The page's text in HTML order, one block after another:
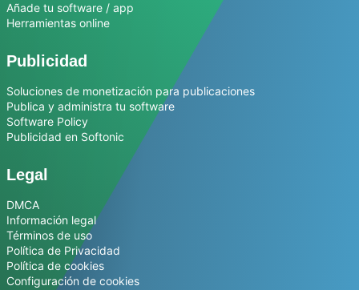
Añade tu software / app
Herramientas online
Publicidad
Soluciones de monetización para publicaciones
Publica y administra tu software
Software Policy
Publicidad en Softonic
Legal
DMCA
Información legal
Términos de uso
Política de Privacidad
Política de cookies
Configuración de cookies